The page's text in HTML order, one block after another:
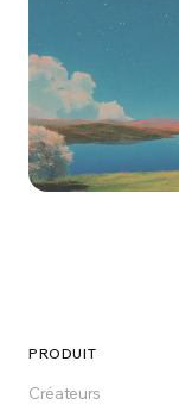
Gratuit pour
Enterprise.
PRODUIT
Créateurs